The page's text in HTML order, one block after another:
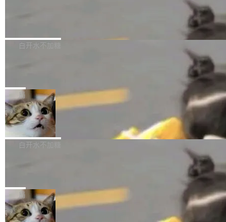
w 不要求标准普通话，方言识别覆盖粤语、吴语
容提供的字体时出现的几个问题 为避免音频加
质的最低采样率）的音频格式将被拒绝 修复了 C
SS 圆角虚线样式中可能存在的问题 如果表单中
的图像元素不在同一个子树中，则它们将不再关
联 加...
发布的 Release Notes，他利用 AI 工具（如 Co
最强的若干项。对于尚未正式发版的 PG 19，则
通过拉取过去一年内（从 PG 18 Beta1 时间点
至今）的所有 commit，同样交由 AI 分析提炼。
经过人工复核，准确度令人满意。这一方法也为
社区爱好者提供了高效跟踪新版本的思路。
白开水不加糖
维护工作一直与我的日常工作、家务、社交生活
和休闲娱乐竞争时间。" 这是 libexpat 维护者 S
ebastian Pipping 写在博客里的话。8 月 4 日，
他宣布了一个新消息：从 2026 年 8 月 1 日起，
他可以全职维护 libexpat 了，最长 6 个月。发
库之一。你的操作系统、浏览器、无数的基础设
施软件，很可能都在用它。而过去十年，维护它
的人一直在用业余...
局
Firefox 153.0.3 发布
Firefox 153.0.3 现已发布，具体更新内容如
下： New Smart Window 包含多项增强功能：
gi?id=2019042">Bug&nbsp;2019042</a>）</l
i> <li>现在，助手可以直接使用 Exa 的网络搜索
结果回答问题，而无需将问题转交给搜索引擎。
白开水不加糖
的 npm 包。项目的核心论点是：容器不适合 Ag
ent 计算。真正适合的，是 Isolate。 Cloudflare
工程师在这件事上没什么可谦虚的——他们用 W
局
OpenAI 公开邮件和聊天记录回应苹果